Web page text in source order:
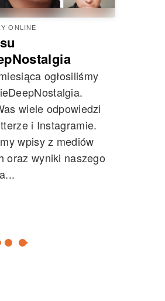
ONLINE
ogłosiliśmy
wiele odpowiedzi
i Instagramie.
wpisy z mediów
oraz wyniki naszego